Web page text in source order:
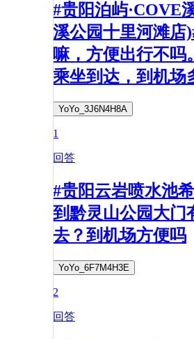
#贵阳泊屿·COVE
溪公园十里河滩店
嘛，方便出行不吗
乘坐到达，到机场
YoYo_3J6N4H8A
1
回答
#贵阳云岩喷水池
到黔灵山公园大门
去？到机场方便吗
YoYo_6F7M4H3E
2
回答